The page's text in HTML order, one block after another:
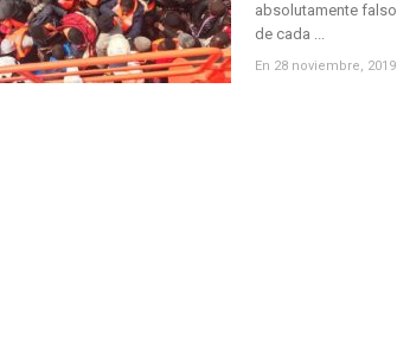
absolutamente
de cada ...
En 28 noviembre, 2019